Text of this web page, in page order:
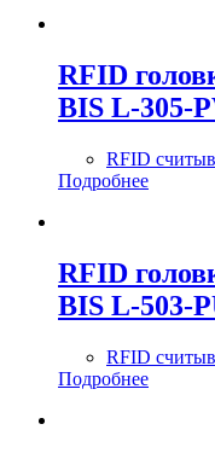
RFID
BIS L-305-
RFID
Подробнее
RFID
BIS L-503-
RFID
Подробнее